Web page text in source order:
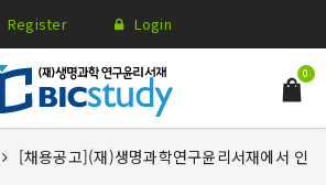
Register Login
0
[채용공고](재)생명과학연구윤리서재에서 인